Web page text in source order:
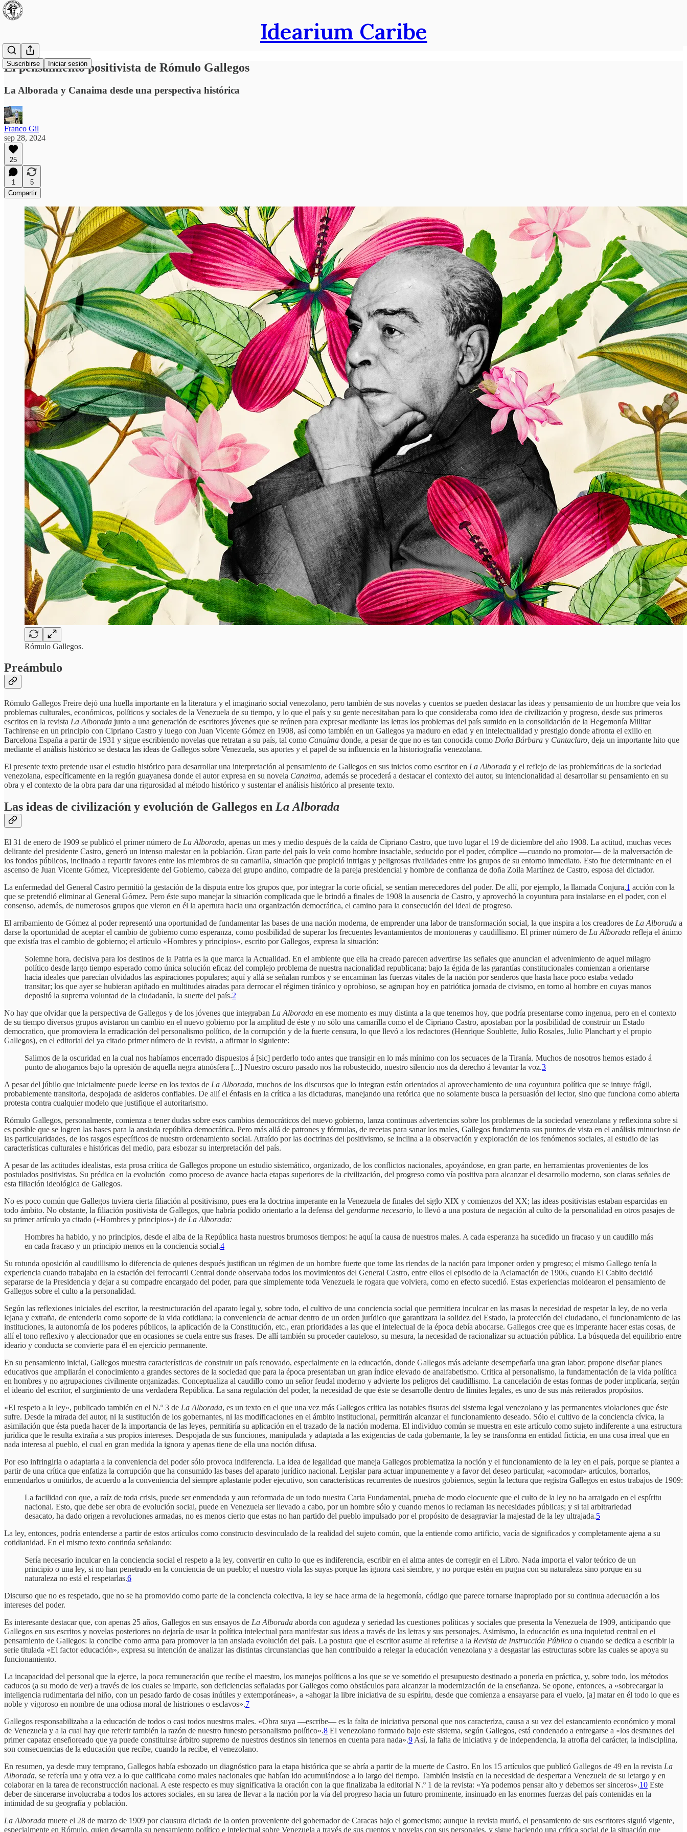
Idearium Caribe
Suscribirse Iniciar sesión
El pensamiento positivista de Rómulo Gallegos
La Alborada y Canaima desde una perspectiva histórica
Franco Gil
sep 28, 2024
25
1
5
Compartir
Rómulo Gallegos.
Preámbulo
Rómulo Gallegos Freire dejó una huella importante en la literatura y el imaginario social venezolano, pero también de sus novelas y cuentos se pueden destacar las ideas y pensamiento de un hombre que veía los
problemas culturales, económicos, políticos y sociales de la Venezuela de su tiempo, y lo que el país y su gente necesitaban para lo que consideraba como idea de civilización y progreso, desde sus primeros
escritos en la revista La Alborada junto a una generación de escritores jóvenes que se reúnen para expresar mediante las letras los problemas del país sumido en la consolidación de la Hegemonía Militar
Tachirense en un principio con Cipriano Castro y luego con Juan Vicente Gómez en 1908, así como también en un Gallegos ya maduro en edad y en intelectualidad y prestigio donde afronta el exilio en
Barcelona España a partir de 1931 y sigue escribiendo novelas que retratan a su país, tal como Canaima donde, a pesar de que no es tan conocida como Doña Bárbara y Cantaclaro, deja un importante hito que
mediante el análisis histórico se destaca las ideas de Gallegos sobre Venezuela, sus aportes y el papel de su influencia en la historiografía venezolana.
El presente texto pretende usar el estudio histórico para desarrollar una interpretación al pensamiento de Gallegos en sus inicios como escritor en La Alborada y el reflejo de las problemáticas de la sociedad
venezolana, específicamente en la región guayanesa donde el autor expresa en su novela Canaima, además se procederá a destacar el contexto del autor, su intencionalidad al desarrollar su pensamiento en su
obra y el contexto de la obra para dar una rigurosidad al método histórico y sustentar el análisis histórico al presente texto.
Las ideas de civilización y evolución de Gallegos en La Alborada
El 31 de enero de 1909 se publicó el primer número de La Alborada, apenas un mes y medio después de la caída de Cipriano Castro, que tuvo lugar el 19 de diciembre del año 1908. La actitud, muchas veces
delirante del presidente Castro, generó un intenso malestar en la población. Gran parte del país lo veía como hombre insaciable, seducido por el poder, cómplice —cuando no promotor— de la malversación de
los fondos públicos, inclinado a repartir favores entre los miembros de su camarilla, situación que propició intrigas y peligrosas rivalidades entre los grupos de su entorno inmediato. Esto fue determinante en el
ascenso de Juan Vicente Gómez, Vicepresidente del Gobierno, cabeza del grupo andino, compadre de la pareja presidencial y hombre de confianza de doña Zoila Martínez de Castro, esposa del dictador.
La enfermedad del General Castro permitió la gestación de la disputa entre los grupos que, por integrar la corte oficial, se sentían merecedores del poder. De allí, por ejemplo, la llamada Conjura,1 acción con la
que se pretendió eliminar al General Gómez. Pero éste supo manejar la situación complicada que le brindó a finales de 1908 la ausencia de Castro, y aprovechó la coyuntura para instalarse en el poder, con el
consenso, además, de numerosos grupos que vieron en él la apertura hacia una organización democrática, el camino para la consecución del ideal de progreso.
El arribamiento de Gómez al poder representó una oportunidad de fundamentar las bases de una nación moderna, de emprender una labor de transformación social, la que inspira a los creadores de La Alborada a
darse la oportunidad de aceptar el cambio de gobierno como esperanza, como posibilidad de superar los frecuentes levantamientos de montoneras y caudillismo. El primer número de La Alborada refleja el ánimo
que existía tras el cambio de gobierno; el artículo «Hombres y principios», escrito por Gallegos expresa la situación:
Solemne hora, decisiva para los destinos de la Patria es la que marca la Actualidad. En el ambiente que ella ha creado parecen advertirse las señales que anuncian el advenimiento de aquel milagro
político desde largo tiempo esperado como única solución eficaz del complejo problema de nuestra nacionalidad republicana; bajo la égida de las garantías constitucionales comienzan a orientarse
hacia ideales que parecían olvidados las aspiraciones populares; aquí y allá se señalan rumbos y se encaminan las fuerzas vitales de la nación por senderos que hasta hace poco estaba vedado
transitar; los que ayer se hubieran apiñado en multitudes airadas para derrocar el régimen tiránico y oprobioso, se agrupan hoy en patriótica jornada de civismo, en torno al hombre en cuyas manos
depositó la suprema voluntad de la ciudadanía, la suerte del país.2
No hay que olvidar que la perspectiva de Gallegos y de los jóvenes que integraban La Alborada en ese momento es muy distinta a la que tenemos hoy, que podría presentarse como ingenua, pero en el contexto
de su tiempo diversos grupos avistaron un cambio en el nuevo gobierno por la amplitud de éste y no sólo una camarilla como el de Cipriano Castro, apostaban por la posibilidad de construir un Estado
democratico, que promoviera la erradicación del personalismo político, de la corrupción y de la fuerte censura, lo que llevó a los redactores (Henrique Soublette, Julio Rosales, Julio Planchart y el propio
Gallegos), en el editorial del ya citado primer número de la revista, a afirmar lo siguiente:
Salimos de la oscuridad en la cual nos habíamos encerrado dispuestos á [sic] perderlo todo antes que transigir en lo más mínimo con los secuaces de la Tiranía. Muchos de nosotros hemos estado á
punto de ahogarnos bajo la opresión de aquella negra atmósfera [...] Nuestro oscuro pasado nos ha robustecido, nuestro silencio nos da derecho á levantar la voz.3
A pesar del júbilo que inicialmente puede leerse en los textos de La Alborada, muchos de los discursos que lo integran están orientados al aprovechamiento de una coyuntura política que se intuye frágil,
probablemente transitoria, despojada de asideros confiables. De allí el énfasis en la crítica a las dictaduras, manejando una retórica que no solamente busca la persuasión del lector, sino que funciona como abierta
protesta contra cualquier modelo que justifique el autoritarismo.
Rómulo Gallegos, personalmente, comienza a tener dudas sobre esos cambios democráticos del nuevo gobierno, lanza continuas advertencias sobre los problemas de la sociedad venezolana y reflexiona sobre si
es posible que se logren las bases para la ansiada república democrática. Pero más allá de patrones y fórmulas, de recetas para sanar los males, Gallegos fundamenta sus puntos de vista en el análisis minucioso de
las particularidades, de los rasgos específicos de nuestro ordenamiento social. Atraído por las doctrinas del positivismo, se inclina a la observación y exploración de los fenómenos sociales, al estudio de las
características culturales e históricas del medio, para esbozar su interpretación del país.
A pesar de las actitudes idealistas, esta prosa crítica de Gallegos propone un estudio sistemático, organizado, de los conflictos nacionales, apoyándose, en gran parte, en herramientas provenientes de los
postulados positivistas. Su prédica en la evolución como proceso de avance hacia etapas superiores de la civilización, del progreso como vía positiva para alcanzar el desarrollo moderno, son claras señales de
esta filiación ideológica de Gallegos.
No es poco común que Gallegos tuviera cierta filiación al positivismo, pues era la doctrina imperante en la Venezuela de finales del siglo XIX y comienzos del XX; las ideas positivistas estaban esparcidas en
todo ámbito. No obstante, la filiación positivista de Gallegos, que habría podido orientarlo a la defensa del gendarme necesario, lo llevó a una postura de negación al culto de la personalidad en otros pasajes de
su primer artículo ya citado («Hombres y principios») de La Alborada:
Hombres ha habido, y no principios, desde el alba de la República hasta nuestros brumosos tiempos: he aquí la causa de nuestros males. A cada esperanza ha sucedido un fracaso y un caudillo más
en cada fracaso y un principio menos en la conciencia social.4
Su rotunda oposición al caudillismo lo diferencia de quienes después justifican un régimen de un hombre fuerte que tome las riendas de la nación para imponer orden y progreso; el mismo Gallego tenía la
experiencia cuando trabajaba en la estación del ferrocarril Central donde observaba todos los movimientos del General Castro, entre ellos el episodio de la Aclamación de 1906, cuando El Cabito decidió
separarse de la Presidencia y dejar a su compadre encargado del poder, para que simplemente toda Venezuela le rogara que volviera, como en efecto sucedió. Estas experiencias moldearon el pensamiento de
Gallegos sobre el culto a la personalidad.
Según las reflexiones iniciales del escritor, la reestructuración del aparato legal y, sobre todo, el cultivo de una conciencia social que permitiera inculcar en las masas la necesidad de respetar la ley, de no verla
lejana y extraña, de entenderla como soporte de la vida cotidiana; la conveniencia de actuar dentro de un orden jurídico que garantizara la solidez del Estado, la protección del ciudadano, el funcionamiento de las
instituciones, la autonomía de los poderes públicos, la aplicación de la Constitución, etc., eran prioridades a las que el intelectual de la época debía abocarse. Gallegos cree que es imperante hacer estas cosas, de
allí el tono reflexivo y aleccionador que en ocasiones se cuela entre sus frases. De allí también su proceder cauteloso, su mesura, la necesidad de racionalizar su actuación pública. La búsqueda del equilibrio entre
ideario y conducta se convierte para él en ejercicio permanente.
En su pensamiento inicial, Gallegos muestra características de construir un país renovado, especialmente en la educación, donde Gallegos más adelante desempeñaría una gran labor; propone diseñar planes
educativos que ampliarán el conocimiento a grandes sectores de la sociedad que para la época presentaban un gran índice elevado de analfabetismo. Critica al personalismo, la fundamentación de la vida política
en hombres y no agrupaciones civilmente organizadas. Conceptualiza al caudillo como un señor feudal moderno y advierte los peligros del caudillismo. La cancelación de estas formas de poder implicaría, según
el ideario del escritor, el surgimiento de una verdadera República. La sana regulación del poder, la necesidad de que éste se desarrolle dentro de límites legales, es uno de sus más reiterados propósitos.
«El respeto a la ley», publicado también en el N.º 3 de La Alborada, es un texto en el que una vez más Gallegos critica las notables fisuras del sistema legal venezolano y las permanentes violaciones que éste
sufre. Desde la mirada del autor, ni la sustitución de los gobernantes, ni las modificaciones en el ámbito institucional, permitirán alcanzar el funcionamiento deseado. Sólo el cultivo de la conciencia cívica, la
asimilación que ésta pueda hacer de la importancia de las leyes, permitiría su aplicación en el trazado de la nación moderna. El individuo común se muestra en este artículo como sujeto indiferente a una estructura
jurídica que le resulta extraña a sus propios intereses. Despojada de sus funciones, manipulada y adaptada a las exigencias de cada gobernante, la ley se transforma en entidad ficticia, en una cosa irreal que en
nada interesa al pueblo, el cual en gran medida la ignora y apenas tiene de ella una noción difusa.
Por eso infringirla o adaptarla a la conveniencia del poder sólo provoca indiferencia. La idea de legalidad que maneja Gallegos problematiza la noción y el funcionamiento de la ley en el país, porque se plantea a
partir de una crítica que enfatiza la corrupción que ha consumido las bases del aparato jurídico nacional. Legislar para actuar impunemente y a favor del deseo particular, «acomodar» artículos, borrarlos,
enmendarlos u omitirlos, de acuerdo a la conveniencia del siempre aplastante poder ejecutivo, son características recurrentes de nuestros gobiernos, según la lectura que registra Gallegos en estos trabajos de 1909:
La facilidad con que, a raíz de toda crisis, puede ser enmendada y aun reformada de un todo nuestra Carta Fundamental, prueba de modo elocuente que el culto de la ley no ha arraigado en el espíritu
nacional. Esto, que debe ser obra de evolución social, puede en Venezuela ser llevado a cabo, por un hombre sólo y cuando menos lo reclaman las necesidades públicas; y si tal arbitrariedad
desacato, ha dado origen a revoluciones armadas, no es menos cierto que estas no han partido del pueblo impulsado por el propósito de desagraviar la majestad de la ley ultrajada.5
La ley, entonces, podría entenderse a partir de estos artículos como constructo desvinculado de la realidad del sujeto común, que la entiende como artificio, vacía de significados y completamente ajena a su
cotidianidad. En el mismo texto continúa señalando:
Sería necesario inculcar en la conciencia social el respeto a la ley, convertir en culto lo que es indiferencia, escribir en el alma antes de corregir en el Libro. Nada importa el valor teórico de un
principio o una ley, si no han penetrado en la conciencia de un pueblo; el nuestro viola las suyas porque las ignora casi siembre, y no porque estén en pugna con su naturaleza sino porque en su
naturaleza no está el respetarlas.6
Discurso que no es respetado, que no se ha promovido como parte de la conciencia colectiva, la ley se hace arma de la hegemonía, código que parece tornarse inapropiado por su continua adecuación a los
intereses del poder.
Es interesante destacar que, con apenas 25 años, Gallegos en sus ensayos de La Alborada aborda con agudeza y seriedad las cuestiones políticas y sociales que presenta la Venezuela de 1909, anticipando que
Gallegos en sus escritos y novelas posteriores no dejaría de usar la política intelectual para manifestar sus ideas a través de las letras y sus personajes. Asimismo, la educación es una inquietud central en el
pensamiento de Gallegos: la concibe como arma para promover la tan ansiada evolución del país. La postura que el escritor asume al referirse a la Revista de Instrucción Pública o cuando se dedica a escribir la
serie titulada «El factor educación», expresa su intención de analizar las distintas circunstancias que han contribuido a relegar la educación venezolana y a desgastar las estructuras sobre las cuales se apoya su
funcionamiento.
La incapacidad del personal que la ejerce, la poca remuneración que recibe el maestro, los manejos políticos a los que se ve sometido el presupuesto destinado a ponerla en práctica, y, sobre todo, los métodos
caducos (a su modo de ver) a través de los cuales se imparte, son deficiencias señaladas por Gallegos como obstáculos para alcanzar la modernización de la enseñanza. Se opone, entonces, a «sobrecargar la
inteligencia rudimentaria del niño, con un pesado fardo de cosas inútiles y extemporáneas», a «ahogar la libre iniciativa de su espíritu, desde que comienza a ensayarse para el vuelo, [a] matar en él todo lo que es
noble y vigoroso en nombre de una odiosa moral de histriones o esclavos».7
Gallegos responsabilizaba a la educación de todos o casi todos nuestros males. «Obra suya —escribe— es la falta de iniciativa personal que nos caracteriza, causa a su vez del estancamiento económico y moral
de Venezuela y a la cual hay que referir también la razón de nuestro funesto personalismo político».8 El venezolano formado bajo este sistema, según Gallegos, está condenado a entregarse a «los desmanes del
primer capataz enseñoreado que ya puede constituirse árbitro supremo de nuestros destinos sin tenernos en cuenta para nada».9 Así, la falta de iniciativa y de independencia, la atrofia del carácter, la indisciplina,
son consecuencias de la educación que recibe, cuando la recibe, el venezolano.
En resumen, ya desde muy temprano, Gallegos había esbozado un diagnóstico para la etapa histórica que se abría a partir de la muerte de Castro. En los 15 artículos que publicó Gallegos de 49 en la revista La
Alborada, se refería una y otra vez a lo que calificaba como males nacionales que habían ido acumulándose a lo largo del tiempo. También insistía en la necesidad de despertar a Venezuela de su letargo y en
colaborar en la tarea de reconstrucción nacional. A este respecto es muy significativa la oración con la que finalizaba la editorial N.º 1 de la revista: «Ya podemos pensar alto y debemos ser sinceros».10 Este
deber de sincerarse involucraba a todos los actores sociales, en su tarea de llevar a la nación por la vía del progreso hacia un futuro prominente, insinuado en las enormes fuerzas del país contenidas en la
intimidad de su geografía y población.
La Alborada muere el 28 de marzo de 1909 por clausura dictada de la orden proveniente del gobernador de Caracas bajo el gomecismo; aunque la revista murió, el pensamiento de sus escritores siguió vigente,
especialmente en Rómulo, quien desarrolla su pensamiento político e intelectual sobre Venezuela a través de sus cuentos y novelas con sus personajes, y sigue haciendo una crítica social de la situación que